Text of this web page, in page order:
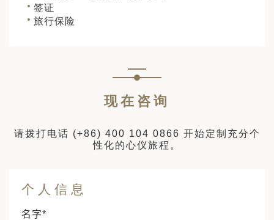
签证
旅行保险
现在咨询
请拨打电话 (+86) 400 104 0866 开始定制充分个
性化的心仪旅程。
个人信息
名字*